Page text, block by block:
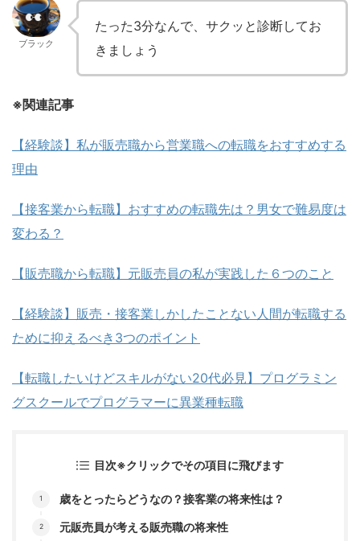
ブラック
たった3分なんで、サクッと診断してお
きましょう
※関連記事
【経験談】私が販売職から営業職への転職をおすすめする
理由
【接客業から転職】おすすめの転職先は？男女で難易度は
変わる？
【販売職から転職】元販売員の私が実践した６つのこと
【経験談】販売・接客業しかしたことない人間が転職する
ために抑えるべき3つのポイント
【転職したいけどスキルがない20代必見】プログラミン
グスクールでプログラマーに異業種転職
目次※クリックでその項目に飛びます
歳をとったらどうなの？接客業の将来性は？
元販売員が考える販売職の将来性